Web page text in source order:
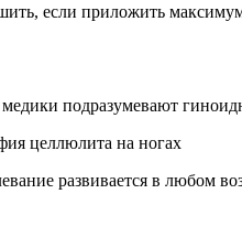
если приложить
подразумевают
развивается в любом